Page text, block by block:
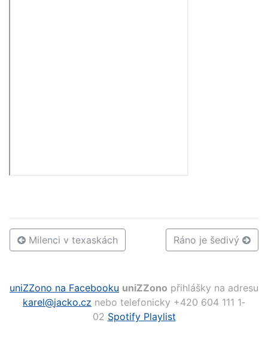
Milenci v texaskách Ráno je šedivý
uniZZono na Facebooku uniZZono přihlášky na adresu
karel@jacko.cz nebo telefonicky +420 604 111 1­
02 Spotify Playlist